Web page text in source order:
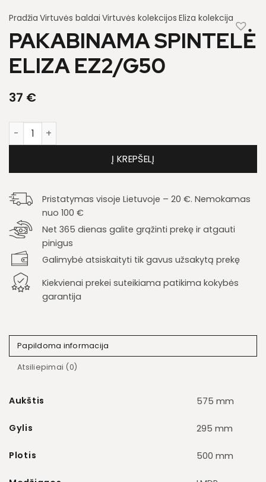
Pradžia Virtuvės baldai Virtuvės kolekcijos Eliza kolekcija
PAKABINAMA SPINTELĖ
ELIZA EZ2/G50
37 €
produkto kiekis: Pakabinama spintelė Eliza EZ2/G50
Į KREPŠELĮ
Pristatymas visoje Lietuvoje – 20 €. Nemokamas
nuo 100 €
Net 365 dienas galite grąžinti prekę ir atgauti
pinigus
Galimybė atsiskaityti tik gavus užsakytą prekę
Kiekvienai prekei suteikiama patikima kokybės
garantija
Papildoma informacija
Atsiliepimai (0)
Aukštis 575 mm
Gylis 295 mm
Plotis 500 mm